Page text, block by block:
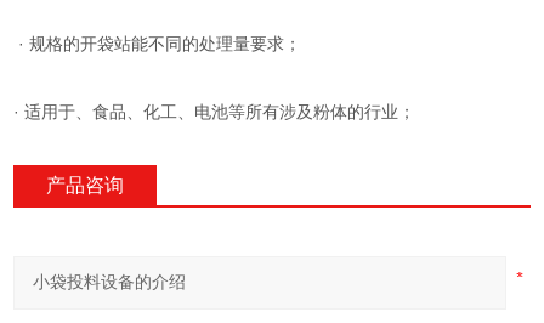
· 规格的开袋站能不同的处理量要求；
· 适用于、食品、化工、电池等所有涉及粉体的行业；
产品咨询